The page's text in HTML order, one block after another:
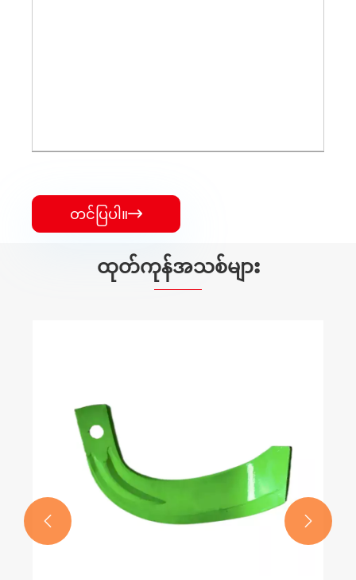
တင်ပြပါ။
ထုတ်ကုန်အသစ်များ
 